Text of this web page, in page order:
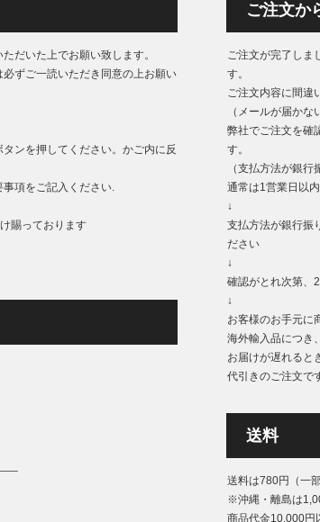
だいた上でお願い致します。
ずご一読いただき同意の上お願い
ンを押してください。かご内に反
項をご記入ください.
賜っております
ご注文か
ご注文が完了しま
す。
ご注文内容に間違
（メールが届か
弊社でご注文を確
す。
（支払方法が銀
通常は1営業日以
↓
支払方法が銀行振
ださい
↓
確認がとれ次第、
↓
お客様のお手元に
海外輸入品につき
お届けが遅れると
代引きのご注文で
送料
送料は780円（一
※沖縄・離島は
商品代金10,000円